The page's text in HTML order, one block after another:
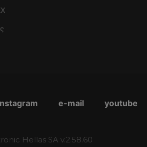
e-mail youtube
Hellas SA v.2.58.60